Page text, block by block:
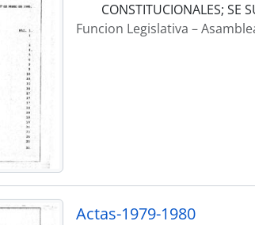
CONSTITUCIONALES; SE
Funcion Legislativa –
Actas-1979-1980